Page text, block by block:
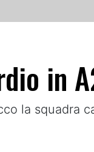
in
la squadra